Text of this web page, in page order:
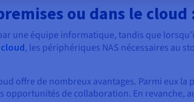
ou dans le
une équipe informatique, tandis que
, les périphériques NAS nécessaires au
offre de nombreux avantages. Parmi eux
opportunités de collaboration. En revanche,